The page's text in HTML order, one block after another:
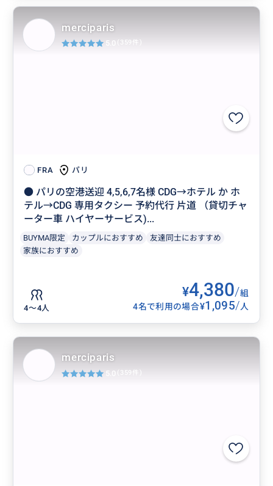
FRA パリ
● パリの空港送迎 4,5,6,7名様 CDG→ホテル か ホ
テル→CDG 専用タクシー 予約代行 片道 （貸切チャ
ーター車 ハイヤーサービス)...
BUYMA限定 カップルにおすすめ
友達同士におすすめ
家族におすすめ
4〜4人
¥4,380/組
4名で利用の場合¥1,095/人
merciparis
5.0 (359件)
merciparis
5.0 (359件)